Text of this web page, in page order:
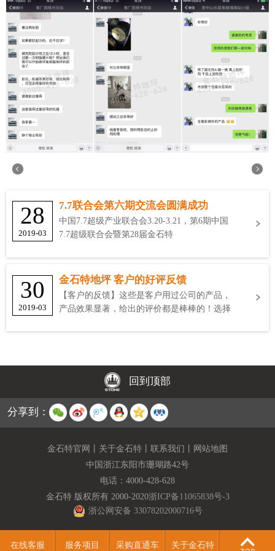
28
2019-03
7.7联合会第六期交流会圆满成功
中国7.7超级产业联合会3.20-3.21，第6期中国
7.7超级联合会暨第28届金石特
30
2019-03
金石特地坪 客户的好评反馈
【客户的反馈】这些是客户用过公司的产品，
产品效果显著，给出的评价都是棒棒的！选择
回到顶部
分享到：
金石特官网 关于金石特 联系我们
网站地图
中国浙江东阳市珊瑚路42号
电话： 4000-428-628
金石特 版权所有 2000-2020浙ICP备11065838号-3
浙公网安备 33078202000716号
在线客服 服务项目 采购直通车 关于金石特